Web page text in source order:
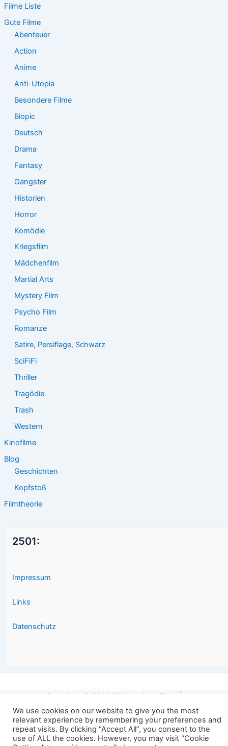
n
n
Filme Liste
Gute Filme
Abenteuer
Action
Anime
Anti-Utopia
Besondere Filme
Biopic
Deutsch
Drama
Fantasy
Gangster
Historien
Horror
Komödie
Kriegsfilm
Mädchenfilm
Martial Arts
Mystery Film
Psycho Film
Romanze
Satire, Persiflage, Schwarz
SciFiFi
Thriller
Tragödie
Trash
Western
Kinofilme
Blog
Geschichten
Kopfstoß
Filmtheorie
2501:
Impressum
Links
Datenschutz
Copyright © 2026 2501.eu Gute Filme |
We use cookies on our website to give you the most
relevant experience by remembering your preferences and
repeat visits. By clicking “Accept All”, you consent to the
use of ALL the cookies. However, you may visit "Cookie